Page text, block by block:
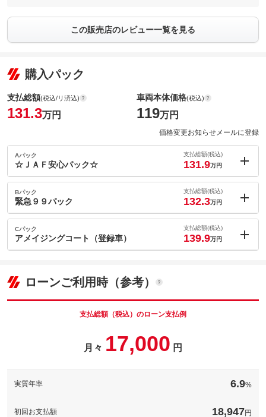
この販売店のレビュー一覧を見る
購入パック
支払総額(税込/リ済込)
131.3万円
車両本体価格(税込)
119万円
価格変更お知らせメールに登録
Aパック
☆ＪＡＦ安心パック☆
支払総額(税込)
131.9万円
内：オプシ
ョン価格
(税込)
車両本体価
119万円
パック内容
０００円セットでご提供致します★
Bパック
緊急９９パック
支払総額(税込)
132.3万円
内：オプシ
ョン価格
(税込)
車両本体価
バー・脱出用ハンマーの３点セットです！
Cパック
アメイジングコート（登録車）
支払総額(税込)
139.9万円
車両本体価
119
ローンご利用時（参考）
支払総額（税込）のローン支払例
月々 17,000 円
実質年率 6.9%
初回お支払額 18,947円